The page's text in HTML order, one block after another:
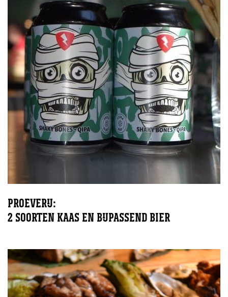
PROEVERIJ:
2 SOORTEN KAAS EN BIJPASSEND BIER